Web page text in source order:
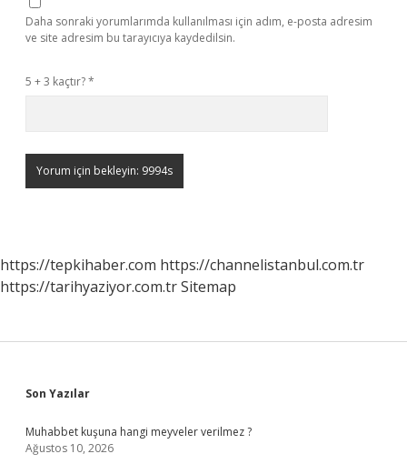
Daha sonraki yorumlarımda kullanılması için adım, e-posta adresim
ve site adresim bu tarayıcıya kaydedilsin.
5 + 3 kaçtır?*
https://tepkihaber.com https://channelistanbul.com.tr
https://tarihyaziyor.com.trSitemap
Sidebar
Son Yazılar
Muhabbet kuşuna hangi meyveler verilmez ?
Ağustos 10, 2026